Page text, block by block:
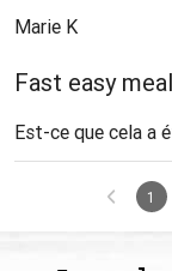
5Marie K
Fast easy
Est-ce que cela a
1